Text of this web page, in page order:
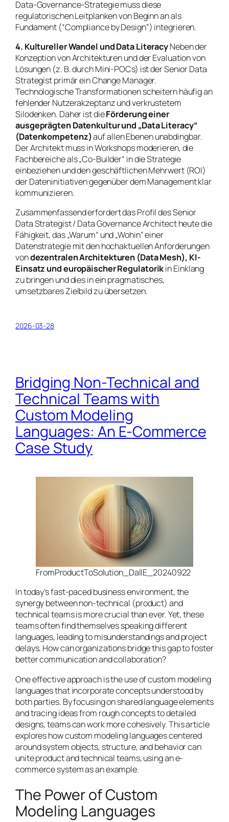
Data-Governance-Strategie muss diese
regulatorischen Leitplanken von Beginn an als
Fundament (“Compliance by Design”) integrieren.
4. Kultureller Wandel und Data LiteracyNeben der
Konzeption von Architekturen und der Evaluation von
Lösungen (z. B. durch Mini-POCs) ist der Senior Data
Strategist primär ein Change Manager.
Technologische Transformationen scheitern häufig an
fehlender Nutzerakzeptanz und verkrustetem
Silodenken. Daher ist dieFörderung einer
ausgeprägten Datenkultur und „Data Literacy“
(Datenkompetenz)auf allen Ebenen unabdingbar.
Der Architekt muss in Workshops moderieren, die
Fachbereiche als „Co-Builder“ in die Strategie
einbeziehen und den geschäftlichen Mehrwert (ROI)
der Dateninitiativen gegenüber dem Management klar
kommunizieren.
Zusammenfassend erfordert das Profil des Senior
Data Strategist / Data Governance Architect heute die
Fähigkeit, das „Warum“ und „Wohin“ einer
Datenstrategie mit den hochaktuellen Anforderungen
vondezentralen Architekturen (Data Mesh), KI-
Einsatz und europäischer Regulatorikin Einklang
zu bringen und dies in ein pragmatisches,
umsetzbares Zielbild zu übersetzen.
2026-03-28
Bridging Non-Technical and
Technical Teams with
Custom Modeling
Languages: An E-Commerce
Case Study
FromProductToSolution_DallE_20240922
In today’s fast-paced business environment, the
synergy between non-technical (product) and
technical teams is more crucial than ever. Yet, these
teams often find themselves speaking different
languages, leading to misunderstandings and project
delays. How can organizations bridge this gap to foster
better communication and collaboration?
One effective approach is the use of custom modeling
languages that incorporate concepts understood by
both parties. By focusing on shared language elements
and tracing ideas from rough concepts to detailed
designs, teams can work more cohesively. This article
explores how custom modeling languages centered
around system objects, structure, and behavior can
unite product and technical teams, using an e-
commerce system as an example.
The Power of Custom
Modeling Languages